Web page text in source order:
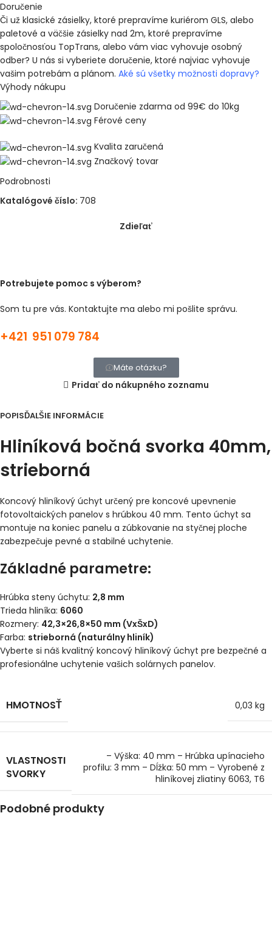
Doručenie
Či už klasické zásielky, ktoré prepravíme kuriérom GLS, alebo
paletové a väčšie zásielky nad 2m, ktoré prepravíme
spoločnosťou TopTrans, alebo vám viac vyhovuje osobný
odber? U nás si vyberiete doručenie, ktoré najviac vyhovuje
vašim potrebám a plánom. Aké sú všetky možnosti dopravy?
Výhody nákupu
Doručenie zdarma od 99€ do 10kg
Férové ceny
Kvalita zaručená
Značkový tovar
Podrobnosti
Katalógové číslo: 708
Zdieľať
Potrebujete pomoc s výberom?
Som tu pre vás. Kontaktujte ma alebo mi pošlite správu.
+421 951 079 784
Máte otázku?
Pridať do nákupného zoznamu
POPISĎALŠIE INFORMÁCIE
Hliníková bočná svorka 40mm,
strieborná
Koncový hliníkový úchyt určený pre koncové upevnenie
fotovoltaických panelov s hrúbkou 40 mm. Tento úchyt sa
montuje na koniec panelu a zúbkovanie na styčnej ploche
zabezpečuje pevné a stabilné uchytenie.
Základné parametre:
Hrúbka steny úchytu: 2,8 mm
Trieda hliníka: 6060
Rozmery: 42,3×26,8×50 mm (VxŠxD)
Farba: strieborná (naturálny hliník)
Vyberte si náš kvalitný koncový hliníkový úchyt pre bezpečné a
profesionálne uchytenie vašich solárnych panelov.
HMOTNOSŤ 0,03 kg
VLASTNOSTI
SVORKY
– Výška: 40 mm – Hrúbka upínacieho
profilu: 3 mm – Dĺžka: 50 mm – Vyrobené z
hliníkovej zliatiny 6063, T6
Podobné produkty